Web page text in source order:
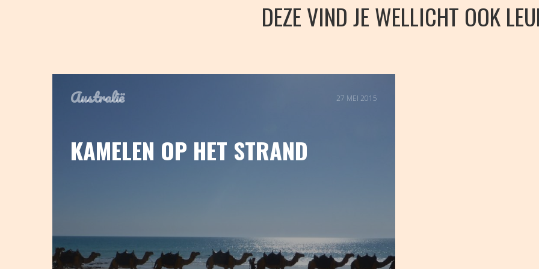
DEZE VIND JE WELLICHT OOK
Australië 27 MEI 2015
KAMELEN OP HET STRAND